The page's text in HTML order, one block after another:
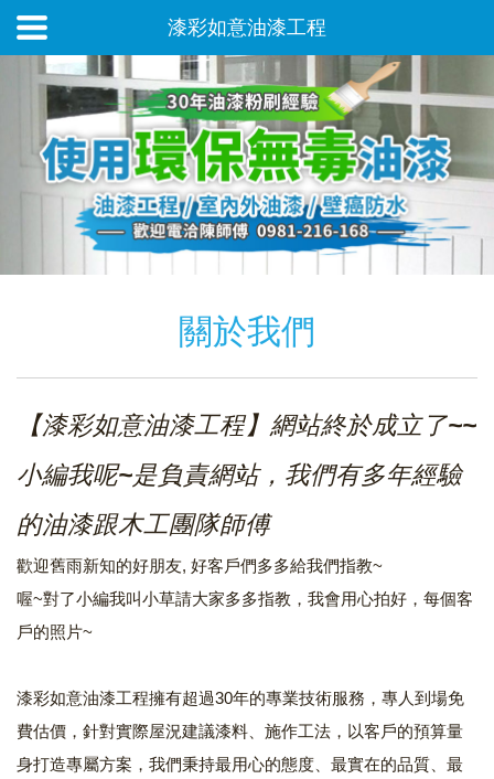
漆彩如意油漆工程
關於我們
【漆彩如意油漆工程】網站終於成立了~~
小編我呢~是負責網站，我們有多年經驗
的油漆跟木工團隊師傅
歡迎舊雨新知的好朋友, 好客戶們多多給我們指教~
喔~對了小編我叫小草請大家多多指教，我會用心拍好，每個客
戶的照片~
漆彩如意油漆工程擁有超過30年的專業技術服務，專人到場免
費估價，針對實際屋況建議漆料、施作工法，以客戶的預算量
身打造專屬方案，我們秉持最用心的態度、最實在的品質、最